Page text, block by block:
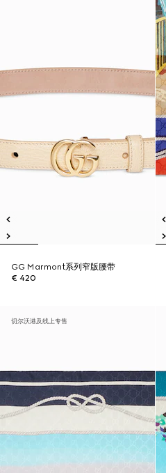
GG Marmont系列窄版腰带
€ 420
切尔沃港及线上专售